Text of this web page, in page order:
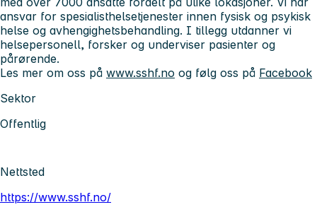
ansvar for spesialisthelsetjenester innen fysisk og psykisk
helse og avhengighetsbehandling. I tillegg utdanner vi
helsepersonell, forsker og underviser pasienter og
pårørende.
Les mer om oss på www.sshf.no og følg oss på Facebook
Sektor
Offentlig
Nettsted
https://www.sshf.no/